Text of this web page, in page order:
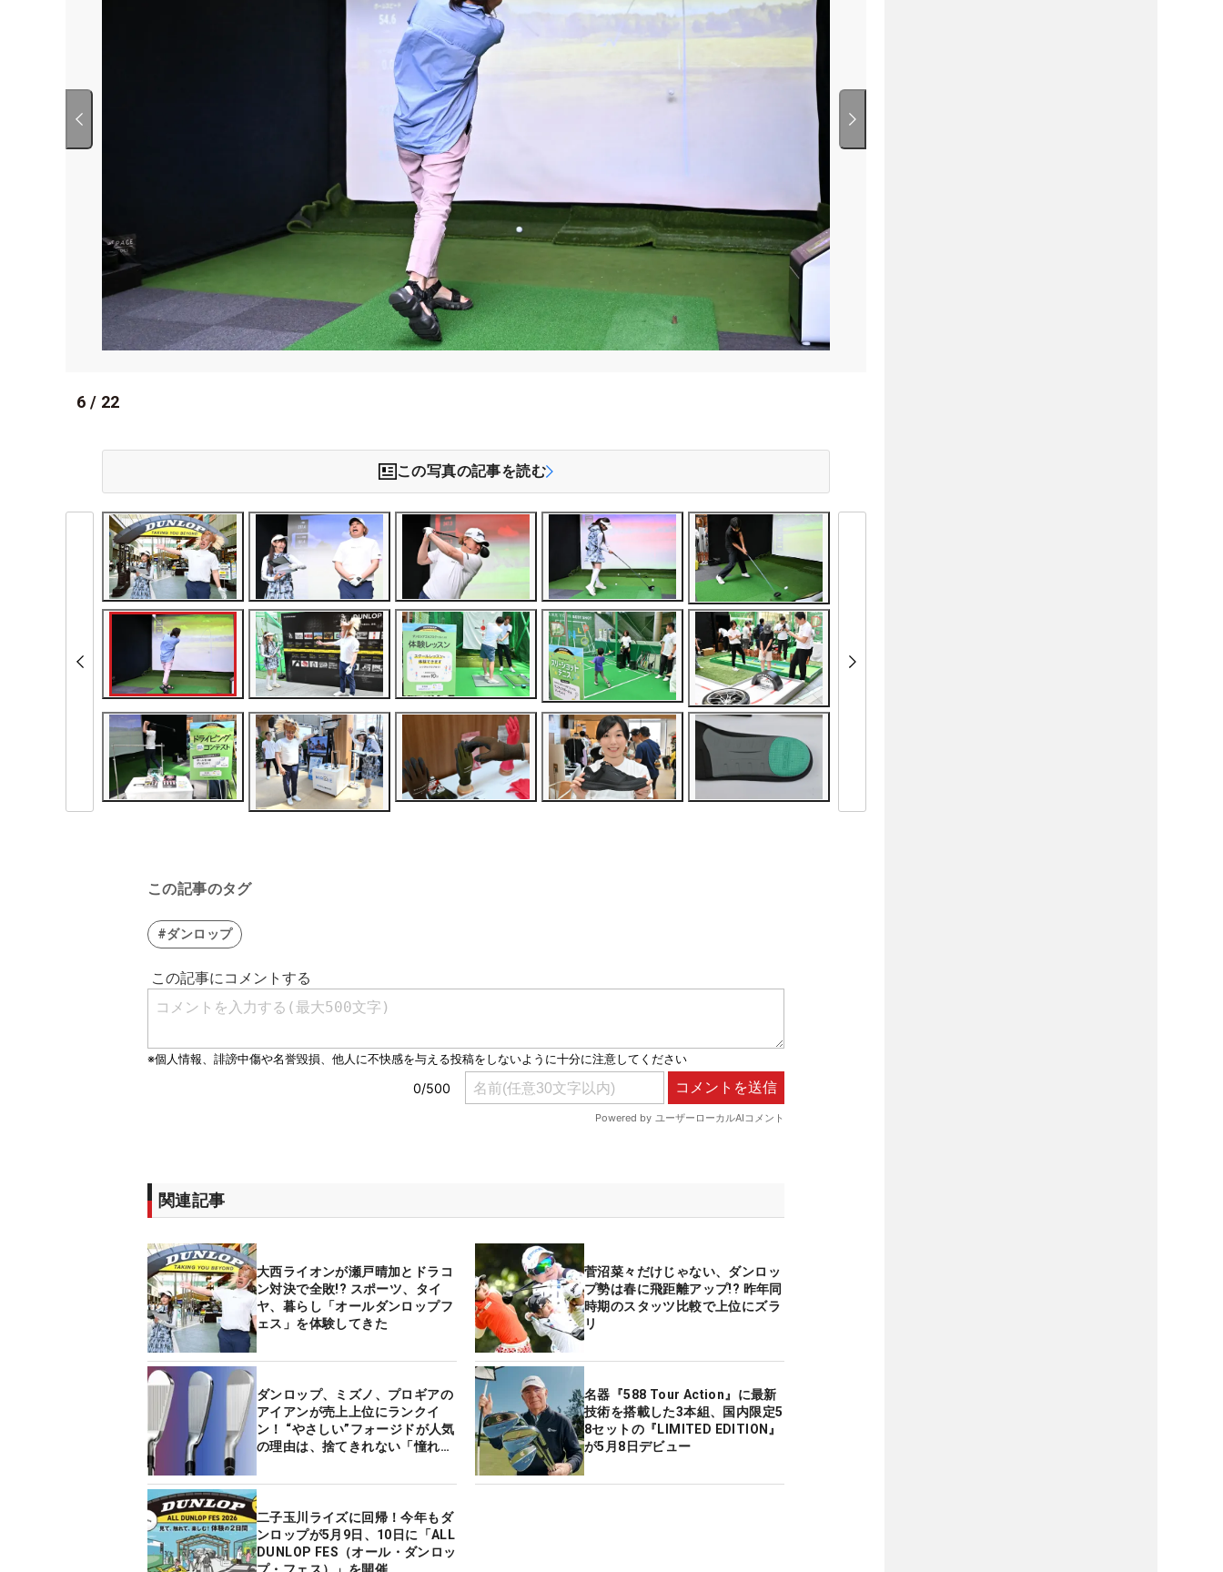
6 / 22
この写真の記事を読む
この記事のタグ
#ダンロップ
関連記事
大西ライオンが瀬戸晴加とドラコ
ン対決で全敗!? スポーツ、タイ
ヤ、暮らし「オールダンロップフ
ェス」を体験してきた
菅沼菜々だけじゃない、ダンロッ
プ勢は春に飛距離アップ!? 昨年同
時期のスタッツ比較で上位にズラ
リ
ダンロップ、ミズノ、プロギアの
アイアンが売上上位にランクイ
ン！ “やさしい”フォージドが人気
の理由は、捨てきれない「憧れ」
名器『588 Tour Action』に最新
技術を搭載した3本組、国内限定5
8セットの『LIMITED EDITION』
が5月8日デビュー
二子玉川ライズに回帰！今年もダ
ンロップが5月9日、10日に「ALL
DUNLOP FES（オール・ダンロッ
プ・フェス）」を開催